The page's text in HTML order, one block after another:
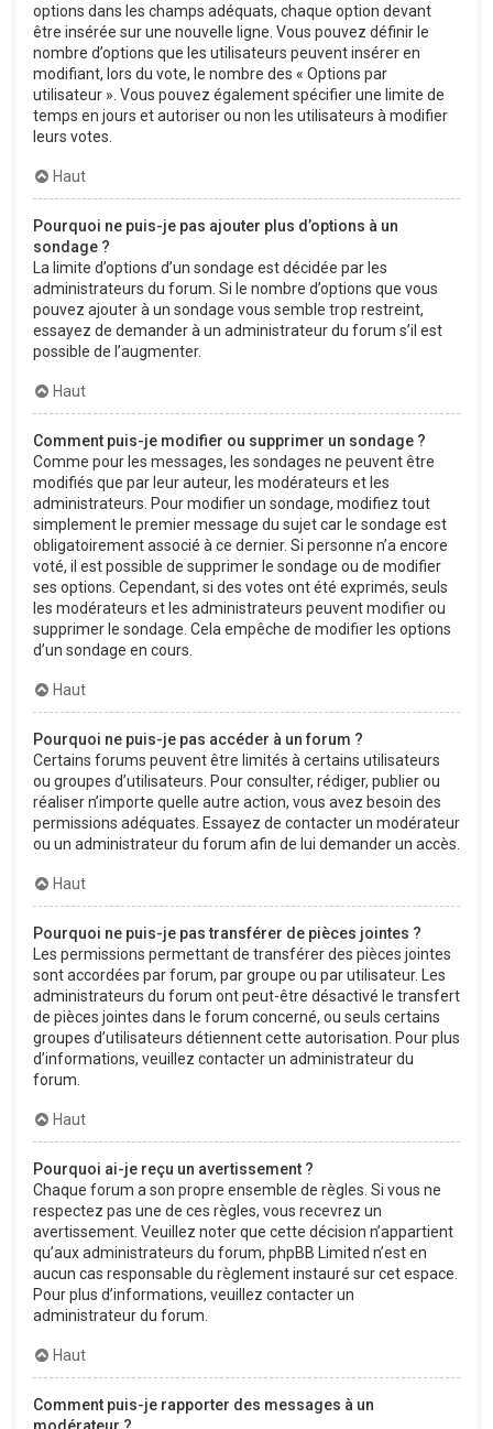
options dans les champs adéquats, chaque option devant
être insérée sur une nouvelle ligne. Vous pouvez définir le
nombre d’options que les utilisateurs peuvent insérer en
modifiant, lors du vote, le nombre des « Options par
utilisateur ». Vous pouvez également spécifier une limite de
temps en jours et autoriser ou non les utilisateurs à modifier
leurs votes.
Haut
Pourquoi ne puis-je pas ajouter plus d’options à un
sondage ?
La limite d’options d’un sondage est décidée par les
administrateurs du forum. Si le nombre d’options que vous
pouvez ajouter à un sondage vous semble trop restreint,
essayez de demander à un administrateur du forum s’il est
possible de l’augmenter.
Haut
Comment puis-je modifier ou supprimer un sondage ?
Comme pour les messages, les sondages ne peuvent être
modifiés que par leur auteur, les modérateurs et les
administrateurs. Pour modifier un sondage, modifiez tout
simplement le premier message du sujet car le sondage est
obligatoirement associé à ce dernier. Si personne n’a encore
voté, il est possible de supprimer le sondage ou de modifier
ses options. Cependant, si des votes ont été exprimés, seuls
les modérateurs et les administrateurs peuvent modifier ou
supprimer le sondage. Cela empêche de modifier les options
d’un sondage en cours.
Haut
Pourquoi ne puis-je pas accéder à un forum ?
Certains forums peuvent être limités à certains utilisateurs
ou groupes d’utilisateurs. Pour consulter, rédiger, publier ou
réaliser n’importe quelle autre action, vous avez besoin des
permissions adéquates. Essayez de contacter un modérateur
ou un administrateur du forum afin de lui demander un accès.
Haut
Pourquoi ne puis-je pas transférer de pièces jointes ?
Les permissions permettant de transférer des pièces jointes
sont accordées par forum, par groupe ou par utilisateur. Les
administrateurs du forum ont peut-être désactivé le transfert
de pièces jointes dans le forum concerné, ou seuls certains
groupes d’utilisateurs détiennent cette autorisation. Pour plus
d’informations, veuillez contacter un administrateur du
forum.
Haut
Pourquoi ai-je reçu un avertissement ?
Chaque forum a son propre ensemble de règles. Si vous ne
respectez pas une de ces règles, vous recevrez un
avertissement. Veuillez noter que cette décision n’appartient
qu’aux administrateurs du forum, phpBB Limited n’est en
aucun cas responsable du règlement instauré sur cet espace.
Pour plus d’informations, veuillez contacter un
administrateur du forum.
Haut
Comment puis-je rapporter des messages à un
modérateur ?